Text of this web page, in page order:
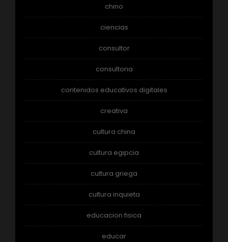
chino
ciencias
consultor
consultoria
contenidos educativos digitales
creativa
cultura china
cultura egipcia
cultura griega
cultura inquieta
educacion fisica
educar